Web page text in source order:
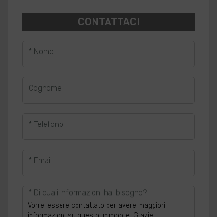
CONTATTACI
* Nome
Cognome
* Telefono
* Email
* Di quali informazioni hai bisogno?